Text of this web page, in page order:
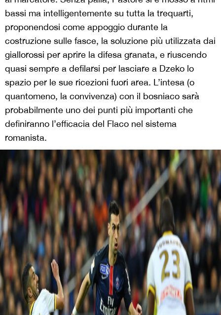
bassi ma intelligentemente su tutta la trequarti,
proponendosi come appoggio durante la
costruzione sulle fasce, la soluzione più utilizzata dai
giallorossi per aprire la difesa granata, e riuscendo
quasi sempre a defilarsi per lasciare a Dzeko lo
spazio per le sue ricezioni fuori area. L’intesa (o
quantomeno, la convivenza) con il bosniaco sarà
probabilmente uno dei punti più importanti che
definiranno l’efficacia del Flaco nel sistema
romanista.